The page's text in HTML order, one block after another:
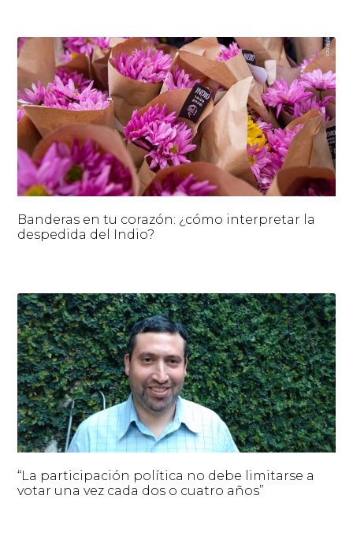
Banderas en tu corazón: ¿cómo interpretar la
despedida del Indio?
“La participación política no debe limitarse a
votar una vez cada dos o cuatro años”